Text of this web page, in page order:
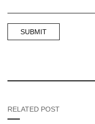
RELATED POST